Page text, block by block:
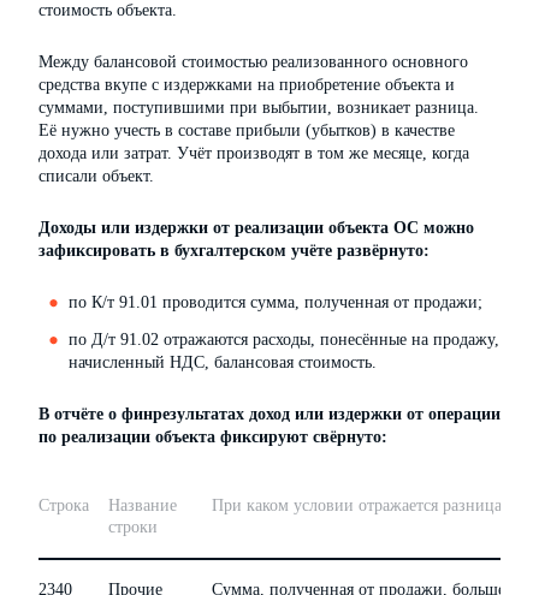
стоимость объекта.
Между балансовой стоимостью реализованного основного
средства вкупе с издержками на приобретение объекта и
суммами, поступившими при выбытии, возникает разница.
Её нужно учесть в составе прибыли (убытков) в качестве
дохода или затрат. Учёт производят в том же месяце, когда
списали объект.
Доходы или издержки от реализации объекта ОС можно
зафиксировать в бухгалтерском учёте развёрнуто:
по К/т 91.01 проводится сумма, полученная от продажи;
по Д/т 91.02 отражаются расходы, понесённые на продажу,
начисленный НДС, балансовая стоимость.
В отчёте о финрезультатах доход или издержки от операции
по реализации объекта фиксируют свёрнуто:
Строка
Название
строки
При каком условии отражается разница
2340
Прочие
Сумма, полученная от продажи, больше